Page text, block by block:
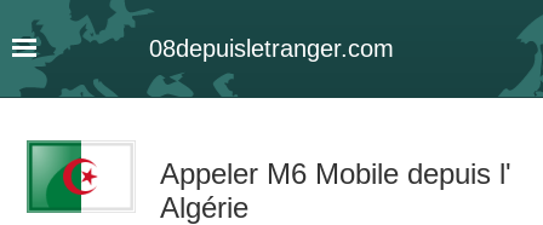
08depuisletranger.com
Appeler M6 Mobile depuis l'
Algérie